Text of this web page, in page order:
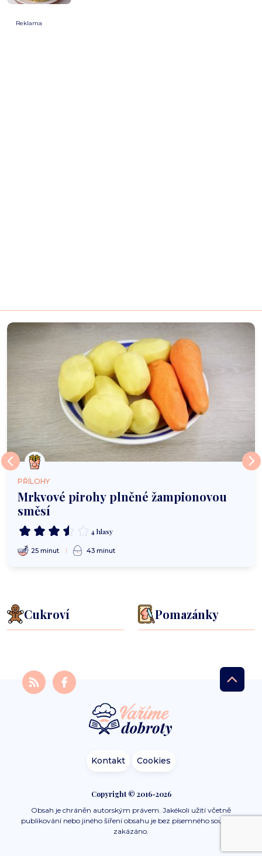
Reklama
PŘÍLOHY
Mrkvové pirohy plněné žampionovou
směsí
4 hlasy
25 minut 43 minut
Cukroví Pomazánky
Kontakt Cookies
Copyright © 2016-2026
Obsah je chráněn autorským právem. Jakékoli užití včetně
publikování nebo jiného šíření obsahu je bez písemného souhlasu
zakázáno.